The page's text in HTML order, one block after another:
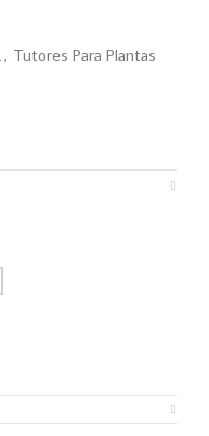
, Tutores Para Plantas